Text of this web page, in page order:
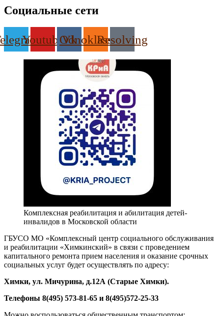
Социальные сети
YoutubeVk
Odnoklassniki
Resolving
Комплексная реабилитация и абилитация детей-
инвалидов в Московской области
ГБУСО МО «Комплексный центр социального обслуживания
и реабилитации «Химкинский» в связи с проведением
капитального ремонта прием населения и оказание срочных
социальных услуг будет осуществлять по адресу:
Химки, ул. Мичурина, д.12А (Старые Химки).
Телефоны 8(495) 573-81-65 и 8(495)572-25-33